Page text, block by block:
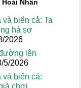
Nhân
và biển cả: Ta
há sợ
2026
lên
5/2026
và biển cả:
chơi